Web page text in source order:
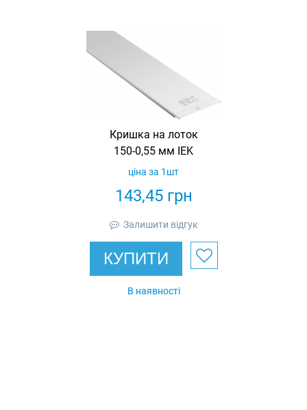
Кришка на лоток
150-0,55 мм IEK
143,45грн
ціна за 1шт
Залишити відгук
КУПИТИ
В наявності